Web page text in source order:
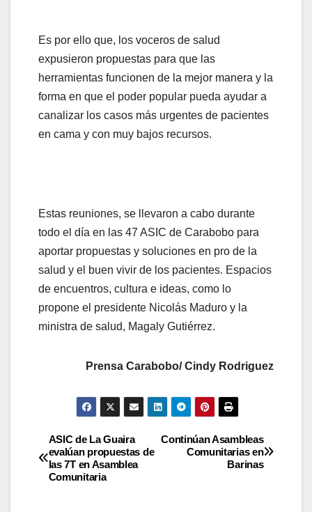
Es por ello que, los voceros de salud
expusieron propuestas para que las
herramientas funcionen de la mejor manera y la
forma en que el poder popular pueda ayudar a
canalizar los casos más urgentes de pacientes
en cama y con muy bajos recursos.
Estas reuniones, se llevaron a cabo durante
todo el día en las 47 ASIC de Carabobo para
aportar propuestas y soluciones en pro de la
salud y el buen vivir de los pacientes. Espacios
de encuentros, cultura e ideas, como lo
propone el presidente Nicolás Maduro y la
ministra de salud, Magaly Gutiérrez.
Prensa Carabobo/ Cindy Rodriguez
Continúan Asambleas
Comunitarias en
Barinas
ASIC de La Guaira
evalúan propuestas de
las 7T en Asamblea
Comunitaria